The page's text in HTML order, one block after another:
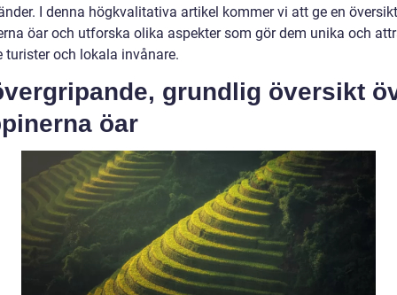
I denna högkvalitativa artikel kommer vi att ge en
öar och utforska olika aspekter som gör dem unika och
turister och lokala invånare.
grundlig översikt
öar